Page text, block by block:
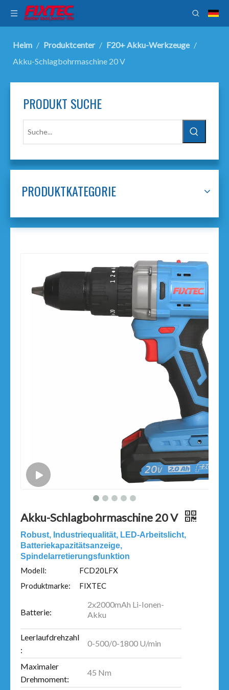
Heim / Produktcenter / F20+ Akku-Werkzeuge /
Akku-Schlagbohrmaschine 20 V
PRODUKT SUCHE
PRODUKTKATEGORIE
Akku-Schlagbohrmaschine 20 V
Robust, Industriequalität, LED-Arbeitslicht,
Batteriekapazitätsanzeige,
Spindelarretierungsfunktion
Modell:
FCD20LFX
Produktmarke:
FIXTEC
Batterie:
2x2000mAh Li-Ionen-
Akku
Leerlaufdrehzahl
:
0-500/0-1800 U/min
Maximaler
Drehmoment:
45 Nm